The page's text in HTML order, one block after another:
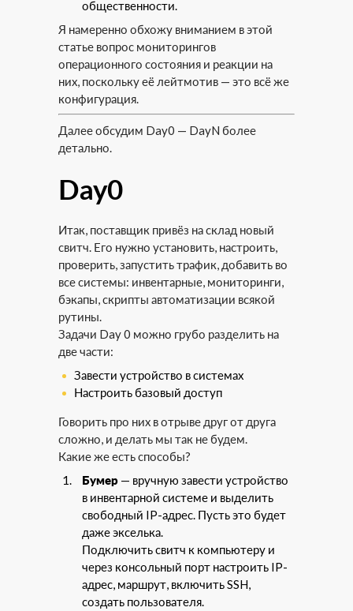
общественности.
Я намеренно обхожу вниманием в этой
статье вопрос мониторингов
операционного состояния и реакции на
них, поскольку её лейтмотив — это всё же
конфигурация.
Далее обсудим Day0 — DayN более
детально.
Day0
Итак, поставщик привёз на склад новый
свитч. Его нужно установить, настроить,
проверить, запустить трафик, добавить во
все системы: инвентарные, мониторинги,
бэкапы, скрипты автоматизации всякой
рутины.
Задачи Day 0 можно грубо разделить на
две части:
Завести устройство в системах
Настроить базовый доступ
Говорить про них в отрыве друг от друга
сложно, и делать мы так не будем.
Какие же есть способы?
Бумер — вручную завести устройство
в инвентарной системе и выделить
свободный IP-адрес. Пусть это будет
даже экселька.
Подключить свитч к компьютеру и
через консольный порт настроить IP-
адрес, маршрут, включить SSH,
создать пользователя.